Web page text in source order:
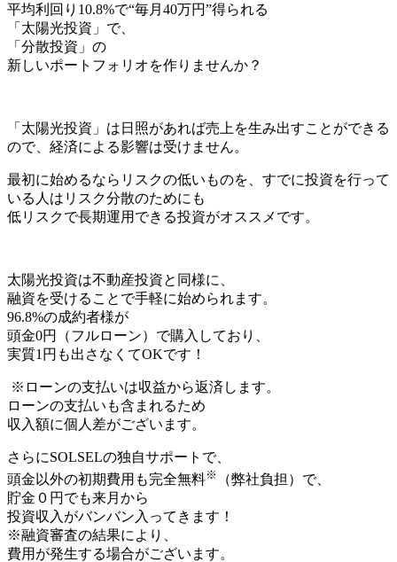
平均利回り10.8%で“毎月40万円”得られる
「太陽光投資」 で、
「分散投資」の
新しいポートフォリオを作りませんか？
「太陽光投資」 は日照があれば売上を生み出すことができる
ので、経済による影響は受けません。
最初に始めるならリスクの低いものを、すでに投資を行って
いる人はリスク分散のためにも
低リスクで長期運用できる投資がオススメです。
太陽光投資は不動産投資と同様に、
融資を受けること で手軽に始められます。
96.8%の成約者様が
頭金0円
（フルローン）で購入しており、
実質1円も出さなくてOKです！
※ローンの支払いは収益から返済します。
ローンの支払いも含まれるため
収入額に個人差がございます。
さらにSOLSELの独自サポートで、
頭金以外の初期費用 も完全無料※
（弊社負担）で、
貯金０円でも来月から
投資収入がバンバン入ってきます！
※融資審査の結果により、
費用が発生する場合がございます。